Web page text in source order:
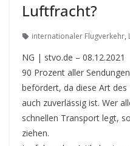
Luftfracht?
internationaler Flugverkehr,
NG | stvo.de – 08.12.2021
90 Prozent aller
befördert, da diese Art
auch zuverlässig ist. Wer
schnellen Transport legt,
ziehen.